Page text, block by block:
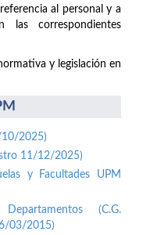
al personal y a
las correspondientes
y legislación en
10/2025)
11/12/2025)
y Facultades UPM
(C.G.
03/2015)